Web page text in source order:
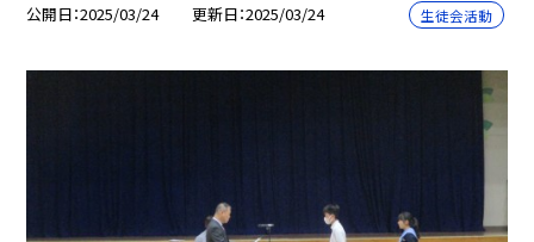
公開日 2025/03/24 更新日 2025/03/24 生徒会活動